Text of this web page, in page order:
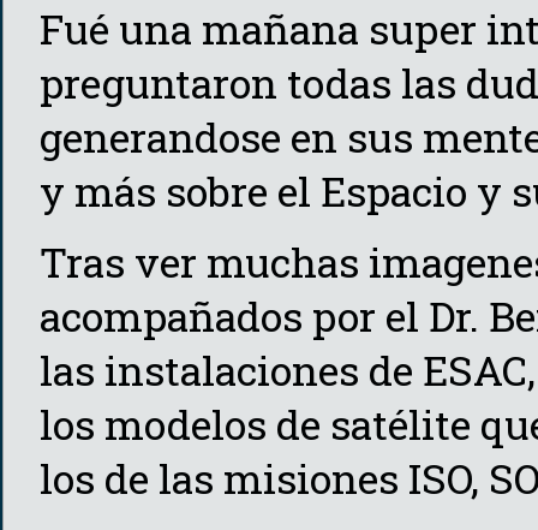
Fué una mañana super
preguntaron todas las
generandose en sus
y más sobre el Espacio y
Tras ver muchas
acompañados por el Dr.
las instalaciones de
los modelos de satélite
los de las misiones ISO,